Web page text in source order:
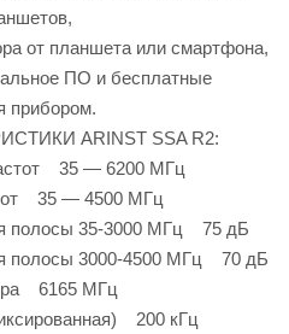
от планшета или смартфона,
ПО и бесплатные
прибором.
ARINST SSA R2:
35 — 6200 МГц
35 — 4500 МГц
полосы 35-3000 МГц 75 дБ
полосы 3000-4500 МГц 70 дБ
6165 МГц
200 кГц